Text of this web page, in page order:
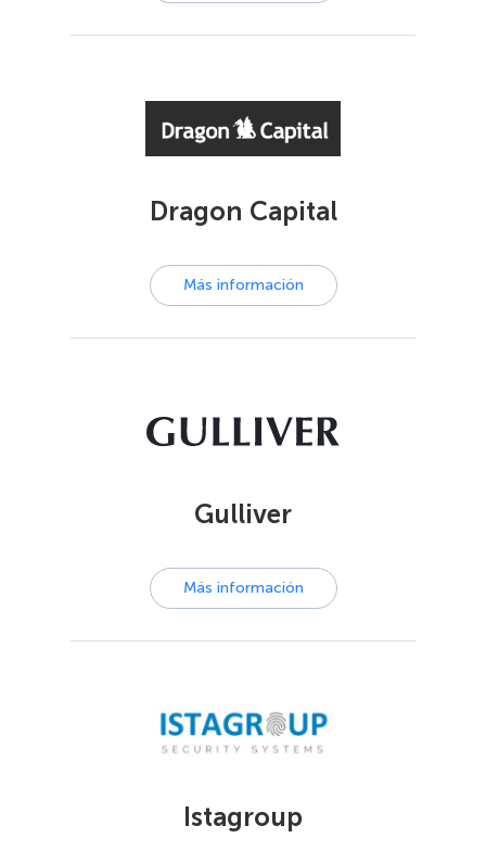
Dragon Capital
Más información
Gulliver
Más información
Istagroup